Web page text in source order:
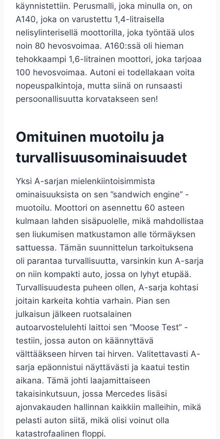
käynnistettiin. Perusmalli, joka minulla on, on
A140, joka on varustettu 1,4-litraisella
nelisylinterisellä moottorilla, joka työntää ulos
noin 80 hevosvoimaa. A160:ssä oli hieman
tehokkaampi 1,6-litrainen moottori, joka tarjoaa
100 hevosvoimaa. Autoni ei todellakaan voita
nopeuspalkintoja, mutta siinä on runsaasti
persoonallisuutta korvatakseen sen!
Omituinen muotoilu ja
turvallisuusominaisuudet
Yksi A-sarjan mielenkiintoisimmista
ominaisuuksista on sen ”sandwich engine” -
muotoilu. Moottori on asennettu 60 asteen
kulmaan lahden sisäpuolelle, mikä mahdollistaa
sen liukumisen matkustamon alle törmäyksen
sattuessa. Tämän suunnittelun tarkoituksena
oli parantaa turvallisuutta, varsinkin kun A-sarja
on niin kompakti auto, jossa on lyhyt etupää.
Turvallisuudesta puheen ollen, A-sarja kohtasi
joitain karkeita kohtia varhain. Pian sen
julkaisun jälkeen ruotsalainen
autoarvostelulehti laittoi sen ”Moose Test” -
testiin, jossa auton on käännyttävä
välttääkseen hirven tai hirven. Valitettavasti A-
sarja epäonnistui näyttävästi ja kaatui testin
aikana. Tämä johti laajamittaiseen
takaisinkutsuun, jossa Mercedes lisäsi
ajonvakauden hallinnan kaikkiin malleihin, mikä
pelasti auton siitä, mikä olisi voinut olla
katastrofaalinen floppi.